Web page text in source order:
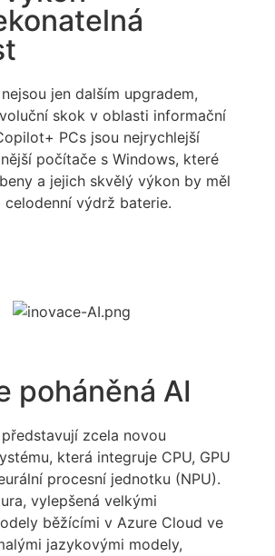
jen dalším upgradem,
skok v oblasti informační
PCs jsou nejrychlejší
počítače s Windows, které
a jejich skvělý výkon by měl
výdrž baterie.
poháněná AI
zcela novou
která integruje CPU, GPU
procesní jednotku (NPU).
vylepšená velkými
běžícími v Azure Cloud ve
jazykovými modely,